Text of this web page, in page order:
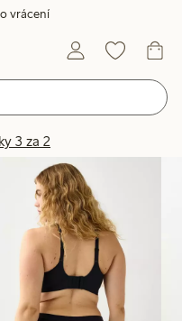
vrácení
3 za 2
Produkty na obrázku